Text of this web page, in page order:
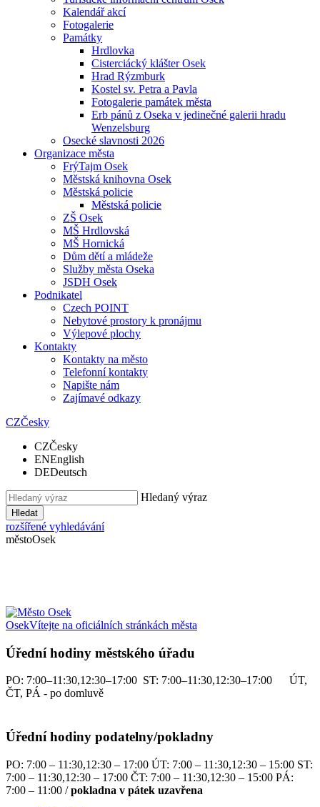
Kalendář akcí
Fotogalerie
Památky
Hrdlovka
Cisterciácký klášter Osek
Hrad Rýzmburk
Kostel sv. Petra a Pavla
Fotogalerie památek města
Erb pánů z Oseka v jedinečné galerii hradu
Wenzelsburg
Osecké slavnosti 2026
Organizace města
FrýTajm Osek
Městská knihovna Osek
Městská policie
Městská policie
ZŠ Osek
MŠ Hrdlovská
MŠ Hornická
Dům dětí a mládeže
Služby města Oseka
JSDH Osek
Podnikatel
Czech POINT
Nebytové prostory k pronájmu
Výlepové plochy
Kontakty
Kontakty na město
Telefonní kontakty
Napište nám
Zajímavé odkazy
CZČesky
CZČesky
ENEnglish
DEDeutsch
Hledaný výraz
Hledat
rozšířené vyhledávání
městoOsek
OsekVítejte na oficiálních stránkách města
Úřední hodiny městského úřadu
PO: 7:00–11:30,12:30–17:00 ST: 7:00–11:30,12:30–17:00 ÚT,
ČT, PÁ - po domluvě
Úřední hodiny podatelny/pokladny
PO: 7:00 – 11:30,12:30 – 17:00 ÚT: 7:00 – 11:30,12:30 – 15:00 ST:
7:00 – 11:30,12:30 – 17:00 ČT: 7:00 – 11:30,12:30 – 15:00 PÁ:
7:00 – 11:00 /pokladna v pátek uzavřena